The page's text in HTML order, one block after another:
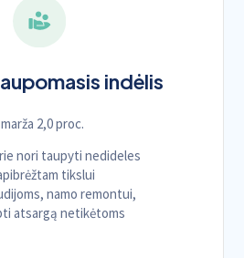
indėlis
2,0 proc.
nori taupyti nedideles
tikslui
namo remontui,
atsargą netikėtoms